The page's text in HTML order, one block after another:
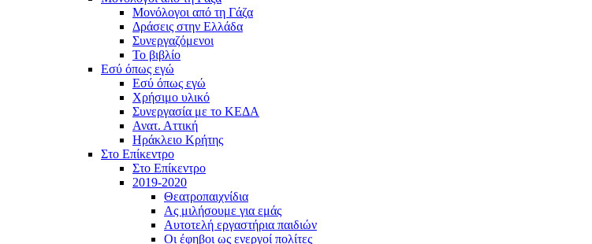
Μονόλογοι από τη Γάζα
Δράσεις στην Ελλάδα
Συνεργαζόμενοι
To βιβλίο
Εσύ όπως εγώ
Εσύ όπως εγώ
Χρήσιμο υλικό
Συνεργασία με το ΚΕΔΑ
Ανατ. Αττική
Ηράκλειο Κρήτης
Στο Επίκεντρο
Στο Επίκεντρο
2019-2020
Θεατροπαιχνίδια
Ας μιλήσουμε για εμάς
Αυτοτελή εργαστήρια παιδιών
Οι έφηβοι ως ενεργοί πολίτες